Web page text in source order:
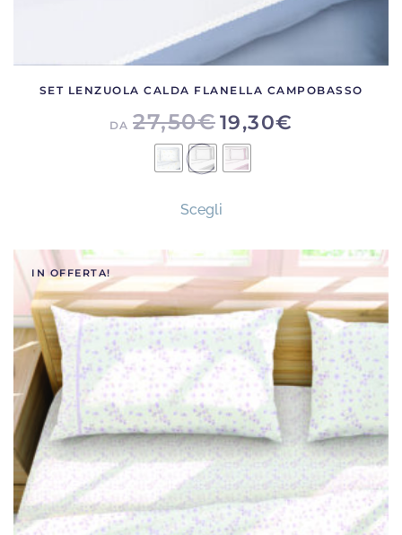
SET LENZUOLA CALDA FLANELLA CAMPOBASSO
DA 27,50€19,30€
Scegliprodotto
più
varianti.
Le
opzioni
possono
essere
scelte
nella
pagina
del
prodotto
IN OFFERTA!